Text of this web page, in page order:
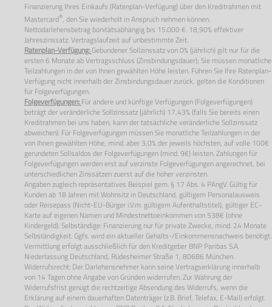
Finanzierung Ihres Einkaufs (Ratenplan-Verfügung) über den Kreditrahmen mit
Mastercard®, den Sie wiederholt in Anspruch nehmen können.
Nettodarlehensbetrag bonitätsabhängig bis 15.000 €. 18,90% effektiver
Jahreszinssatz. Vertragslaufzeit auf unbestimmte Zeit.
Ratenplan-Verfügung: Gebundener Sollzinssatz von0%(jährlich) gilt nur für die
ersten6 Monate ab Vertragsschluss (Zinsbindungsdauer); Sie müssen monatliche
Teilzahlungen in der von Ihnen gewählten Höhe leisten. Führen Sie Ihre Ratenplan-
Verfügung nicht innerhalb der Zinsbindungsdauer zurück, gelten die Konditionen
für Folgeverfügungen.
Folgeverfügungen: Für andere und künftige Verfügungen (Folgeverfügungen)
beträgt der veränderliche Sollzinssatz (jährlich) 17,43% (falls Sie bereits einen
Kreditrahmen bei uns haben, kann der tatsächliche veränderliche Sollzinssatz
abweichen). Für Folgeverfügungen müssen Sie monatliche Teilzahlungen in der
von Ihnen gewählten Höhe, mind. aber 3,0% der jeweils höchsten, auf volle 100€
gerundeten Sollsaldos der Folgeverfügungen (mind. 9€) leisten. Zahlungen für
Folgeverfügungen werden erst auf verzinste Folgeverfügungen angerechnet, bei
unterschiedlichen Zinssätzen zuerst auf die höher verzinsten.
Angaben zugleich repräsentatives Beispiel gem. § 17 Abs. 4 PAngV. Gültig für
Kunden ab 18 Jahren mit Wohnsitz in Deutschland, gültigem Personalausweis
oder Reisepass (Nicht-EU-Bürger i.V.m. gültigem Aufenthaltstitel), gültiger EC-
Karte auf eigenen Namen und Mindestnettoeinkommen von 538€ (ohne
Kindergeld). Selbständige: Finanzierung nur für private Zwecke, mind. 24 Monate
Selbständigkeit. Ggfs. wird ein aktueller Gehalts-/Einkommensnachweis benötigt.
Vermittlung erfolgt ausschließlich für den Kreditgeber BNP Paribas S.A.
Niederlassung Deutschland, Rüdesheimer Straße 1, 80686 München.
Widerrufsrecht: Der Darlehensnehmer kann seine Vertragserklärung innerhalb
von 14 Tagen ohne Angabe von Gründen widerrufen. Zur Wahrung der
Widerrufsfrist genügt die rechtzeitige Absendung des Widerrufs, wenn die
Erklärung auf einem dauerhaften Datenträger (z.B. Brief, Telefax, E-Mail) erfolgt.